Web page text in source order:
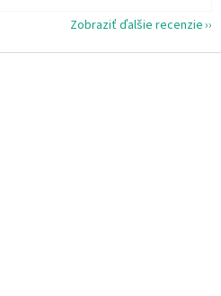
Zobraziť ďalšie recenzie